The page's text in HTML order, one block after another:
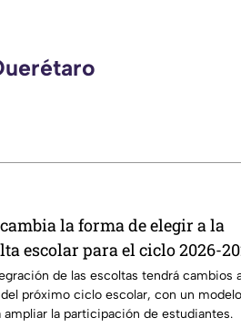
cambia la forma de elegir a la
escolar para el ciclo 2026-
de las escoltas tendrá cambios
próximo ciclo escolar, con un
ampliar la participación de estudiantes.